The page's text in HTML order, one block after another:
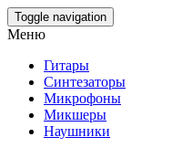
Skip
to
content
Toggle navigation
Меню
Гитары
Синтезаторы
Микрофоны
Микшеры
Наушники